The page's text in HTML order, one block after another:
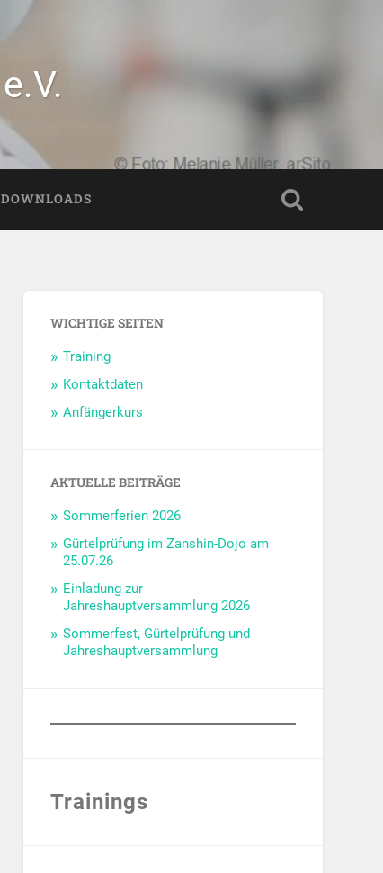
WICHTIGE SEITEN
Training
Kontaktdaten
Anfängerkurs
AKTUELLE BEITRÄGE
Sommerferien 2026
Gürtelprüfung im Zanshin-Dojo am
25.07.26
Einladung zur
Jahreshauptversammlung 2026
Sommerfest, Gürtelprüfung und
Jahreshauptversammlung
Trainings